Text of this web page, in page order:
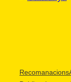
Recomanacions